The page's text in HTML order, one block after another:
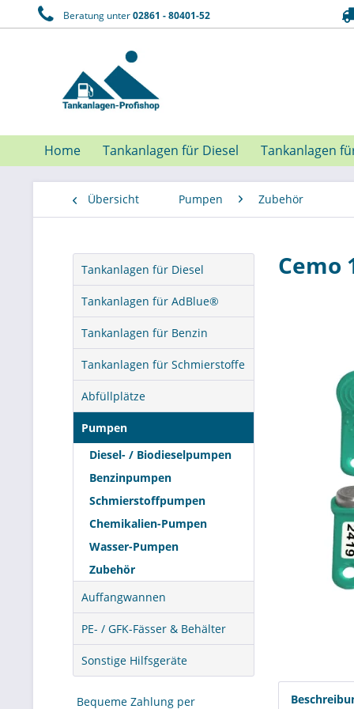
Beratung unter02861 - 80401-52
Home Tankanlagen für Diesel Tankanlagen
Übersicht Pumpen Zubehör
Tankanlagen für Diesel
Tankanlagen für AdBlue®
Tankanlagen für Benzin
Tankanlagen für Schmierstoffe
Abfüllplätze
Pumpen
Diesel- / Biodieselpumpen
Benzinpumpen
Schmierstoffpumpen
Chemikalien-Pumpen
Wasser-Pumpen
Zubehör
Auffangwannen
PE- / GFK-Fässer & Behälter
Sonstige Hilfsgeräte
Bequeme Zahlung per
Cemo